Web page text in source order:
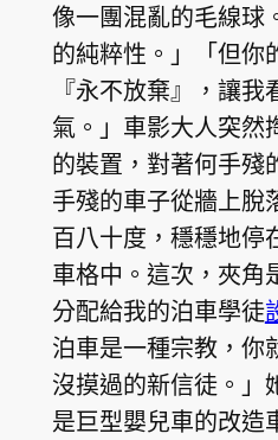
像一團混亂的毛線球
的純粹性。」「但
『永不放棄』，讓
氣。」車影大人突然
的裝置，對著何手殘
手殘的車子從牆上脫
百八十度，穩穩地停
車格中。這次，夾
分配給我的泊車學徒
泊車是一種宗教，你
沒摸過的新信徒。」
是巨型嬰兒車的改造